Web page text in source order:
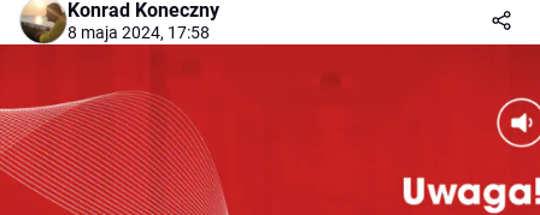
Konrad Koneczny
8 maja 2024, 17:58